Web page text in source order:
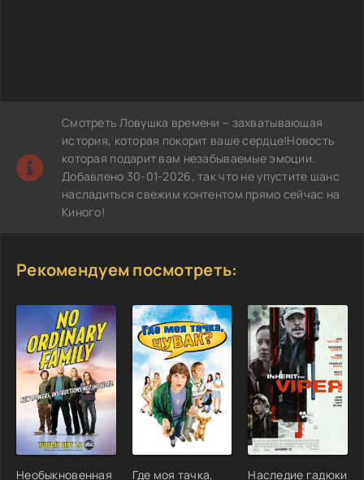
Смотреть Ловушка времени – захватывающая
история, которая покорит ваше сердце!Новость
которая подарит вам незабываемые эмоции.
Добавлено 30-01-2026, так что не упустите шанс
насладиться свежим контентом прямо сейчас на
Киного!
Рекомендуем посмотреть:
Необыкновенная Где моя тачка, Наследие гадюки